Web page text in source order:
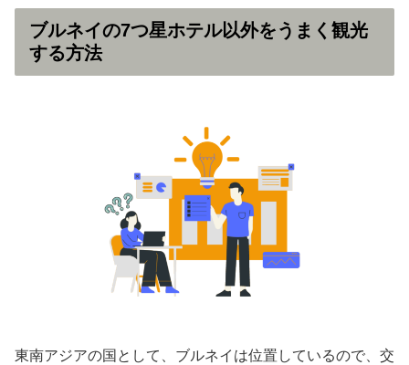
ブルネイの7つ星ホテル以外をうまく観光
する方法
東南アジアの国として、ブルネイは位置しているので、交